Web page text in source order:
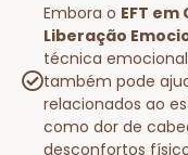
Embora o EFT
Liberação
técnica
também pode
relacionados ao
como dor de
desconfortos